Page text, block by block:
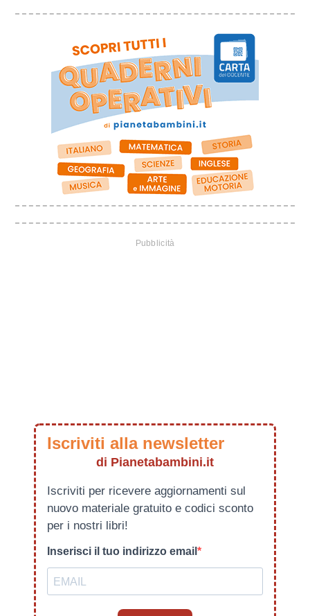
Iscriviti alla newsletter
di Pianetabambini.it
Iscriviti per ricevere aggiornamenti sul
nuovo materiale gratuito e codici sconto
per i nostri libri!
Inserisci il tuo indirizzo email